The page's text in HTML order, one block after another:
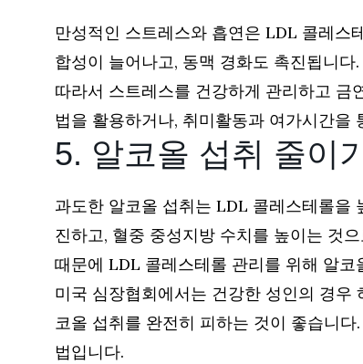
만성적인 스트레스와 흡연은 LDL 콜레스
합성이 늘어나고, 동맥 경화도 촉진됩니
따라서 스트레스를 건강하게 관리하고 금
법을 활용하거나, 취미활동과 여가시간을
5. 알코올 섭취 줄이
과도한 알코올 섭취는 LDL 콜레스테롤을
진하고, 혈중 중성지방 수치를 높이는 것
때문에 LDL 콜레스테롤 관리를 위해 알
미국 심장협회에서는 건강한 성인의 경우
코올 섭취를 완전히 피하는 것이 좋습니
법입니다.